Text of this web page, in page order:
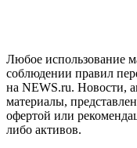
Любое использование
соблюдении правил
на NEWS.ru. Новости,
материалы,
офертой или
либо активов.